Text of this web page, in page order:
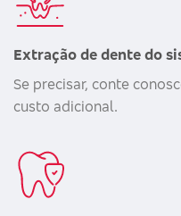
Extração de dente do
Se precisar, conte
custo adicional.